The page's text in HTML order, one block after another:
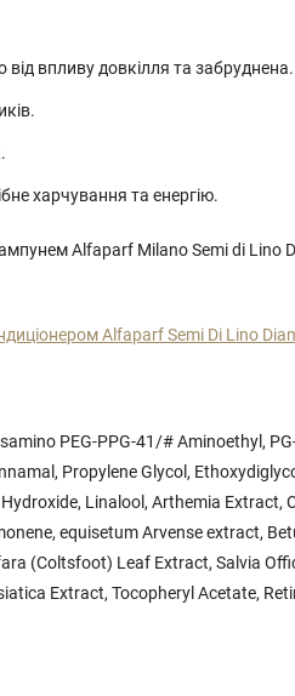
впливу довкілля та забруднена.
харчування та енергію.
Alfaparf Milano Semi di Lino
Alfaparf Semi Di Lino
PEG-PPG-41/# Aminoethyl,
Propylene Glycol,
Linalool, Arthemia Extract,
equisetum Arvense extract,
(Coltsfoot) Leaf Extract, Salvia
Extract, Tocopheryl Acetate,